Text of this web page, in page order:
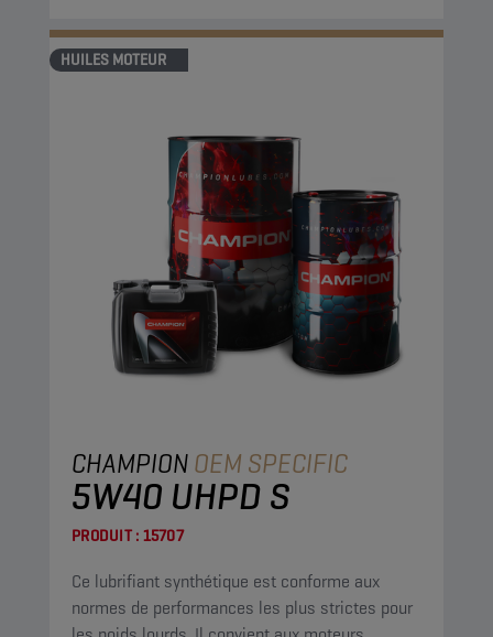
HUILES MOTEUR
CHAMPIONOEM SPECIFIC
5W40 UHPD S
PRODUIT : 15707
Ce lubrifiant synthétique est conforme aux
normes de performances les plus strictes pour